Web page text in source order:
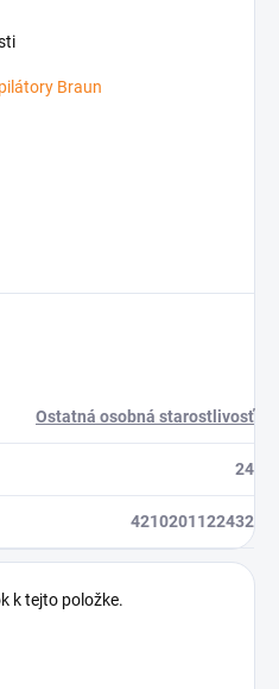
Braun
Ostatná osobná starostlivosť
24
4210201122432
k tejto položke.